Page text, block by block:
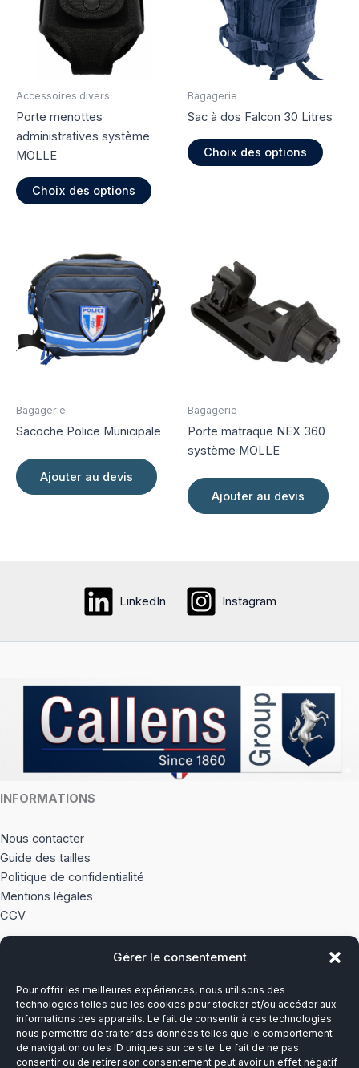
Gérer le consentement
Pour offrir les meilleures expériences, nous utilisons des
technologies telles que les cookies pour stocker et/ou accéder aux
informations des appareils. Le fait de consentir à ces technologies
nous permettra de traiter des données telles que le comportement
de navigation ou les ID uniques sur ce site. Le fait de ne pas
consentir ou de retirer son consentement peut avoir un effet négatif
Accessoires divers
Porte menottes
administratives système
MOLLE
Choix des options
produit
Les
options
peuvent
être
du
produit
Bagagerie
Sac à dos Falcon 30 Litres
Choix des options
sur
la
Bagagerie
Sacoche Police Municipale
Ajouter au devis
Bagagerie
Porte matraque NEX 360
système MOLLE
Ajouter au devis
LinkedIn Instagram
INFORMATIONS
Nous contacter
Guide des tailles
Politique de confidentialité
Mentions légales
CGV
Notre histoire
Du lundi au vendredi
8h00-12h30 et 13h30-17h00